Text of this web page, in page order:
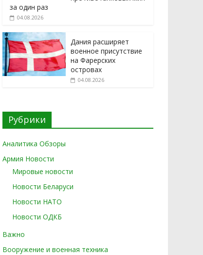
за один раз
04.08.2026
Дания расширяет
военное присутствие
на Фарерских
островах
04.08.2026
Рубрики
Аналитика Обзоры
Армия Новости
Мировые новости
Новости Беларуси
Новости НАТО
Новости ОДКБ
Важно
Вооружение и военная техника